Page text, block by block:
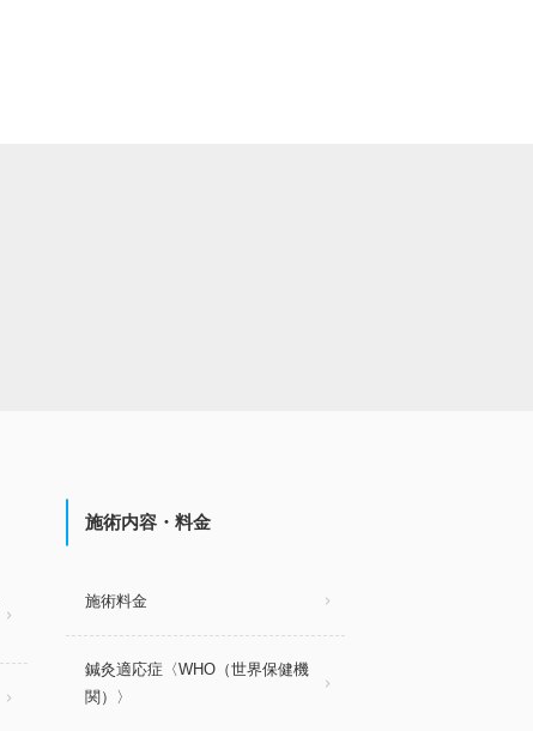
施術内容・料金
施術料金
鍼灸適応症〈WHO（世界保健機
関）〉